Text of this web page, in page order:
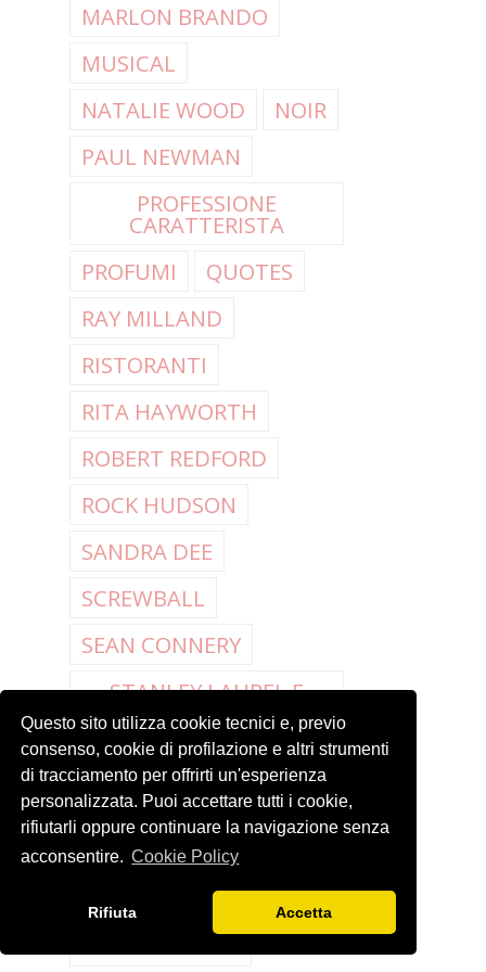
Questo sito utilizza cookie tecnici e, previo
consenso, cookie di profilazione e altri strumenti
di tracciamento per offrirti un'esperienza
personalizzata. Puoi accettare tutti i cookie,
rifiutarli oppure continuare la navigazione senza
acconsentire. Cookie Policy
Rifiuta Accetta
MARLON BRANDO
MUSICAL
NATALIE WOOD
NOIR
PAUL NEWMAN
PROFESSIONE
CARATTERISTA
PROFUMI
QUOTES
RAY MILLAND
RISTORANTI
RITA HAYWORTH
ROBERT REDFORD
ROCK HUDSON
SANDRA DEE
SCREWBALL
SEAN CONNERY
STANLEY LAUREL E
OLIVER HARDY
STELLE RIVALI
THANKSGIVING
TONY CURTIS
TRIBUTI
TV SHOW